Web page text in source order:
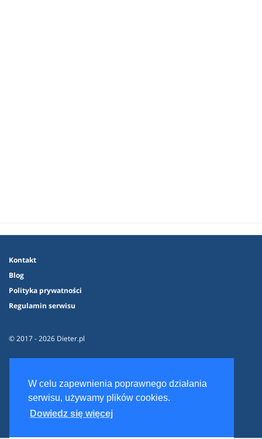
W celu zapewnienia poprawnego działania
serwisu, używamy plików cookies.
Dowiedz się więcej
Kontakt
Blog
Polityka prywatności
Regulamin serwisu
© 2017 - 2026 Dieter.pl